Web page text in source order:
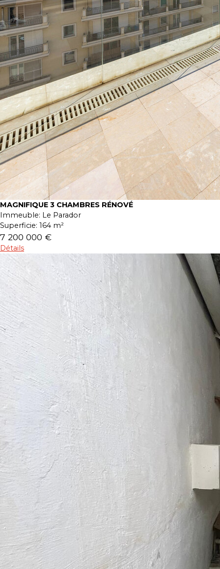
MAGNIFIQUE 3 CHAMBRES RÉNOVÉ
Immeuble: Le Parador
Superficie: 164 m²
7 200 000 €
Détails